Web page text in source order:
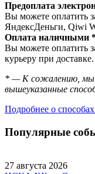
Предоплата
Вы можете оплатить
ЯндексДеньги, Qiwi
Оплата наличными
Вы можете оплатить
курьеру при доставке.
* — К сожалению, мы
вышеуказанные
Подробнее о
Популярные
27 августа 2026